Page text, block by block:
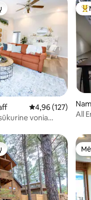
616
Vidutinis
4,96 (127)
vonia
All